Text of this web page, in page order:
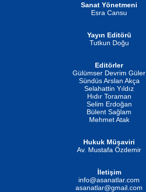
İSMAİL OKUTAN
Erkeklerin Kahrolması Ne Demektir
Evvel Zaman Tanrıçası...
Sanat Yönetmeni
Esra Cansu
Yayın Editörü
Tutkun Doğu
Editörler
Gülümser Devrim Güler
Sündüs Arslan Akça
Selahattin Yıldız
Hıdır Toraman
Selim Erdoğan
Bülent Sağlam
Mehmet Atak
Hukuk Müşaviri
Av. Mustafa Özdemir
İletişim
info@asanatlar.com
asanatlar@gmail.com